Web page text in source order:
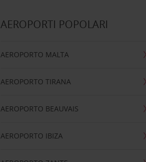
AEROPORTI POPOLARI
AEROPORTO MALTA
AEROPORTO TIRANA
AEROPORTO BEAUVAIS
AEROPORTO IBIZA